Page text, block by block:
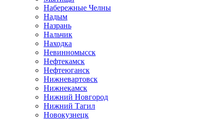
Набережные Челны
Надым
Назрань
Нальчик
Находка
Невинномысск
Нефтекамск
Нефтеюганск
Нижневартовск
Нижнекамск
Нижний Новгород
Нижний Тагил
Новокузнецк